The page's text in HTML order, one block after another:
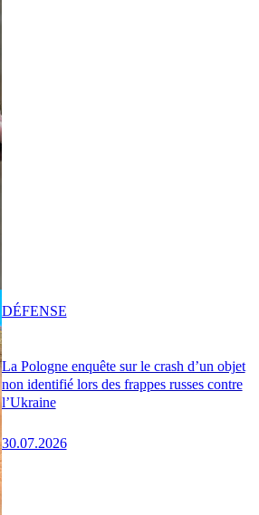
La Pologne enquête sur le crash d’un objet
non identifié lors des frappes russes contre
l’Ukraine
30.07.2026
DÉFENSE